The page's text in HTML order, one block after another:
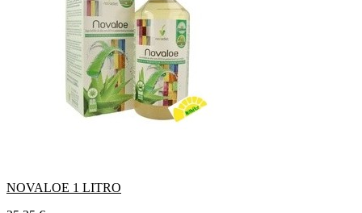
NOVALOE 1 LITRO